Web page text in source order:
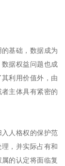
基础，数据成为
据权益问题也成
利用价值外，由
主体具有紧密的
人格权的保护范
，并实际占有和
的认定将面临复